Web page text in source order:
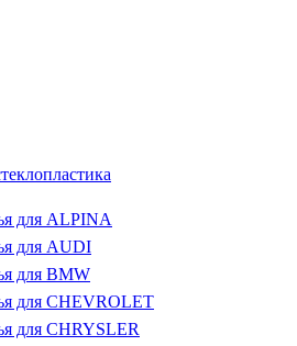
для ALPINA
для AUDI
для BMW
для CHEVROLET
для CHRYSLER